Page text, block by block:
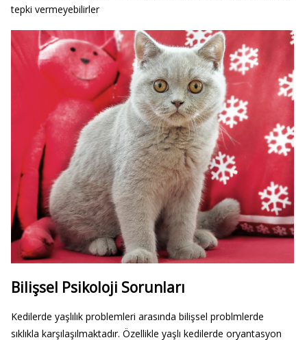
tepki vermeyebilirler
Bilişsel Psikoloji Sorunları
Kedilerde yaşlılık problemleri arasında bilişsel problmlerde
sıklıkla karşılaşılmaktadır. Özellikle yaşlı kedilerde oryantasyon